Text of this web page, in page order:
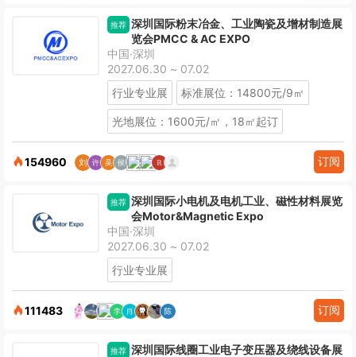
推荐 深圳国际粉末冶金、工业陶瓷及增材制造展
览会PMCC & AC EXPO
中国·深圳
2027.06.30 ~ 07.02
行业专业展
标准展位：14800元/9㎡
光地展位：1600元/㎡，18㎡起订
154960 订阅
推荐 深圳国际小电机及电机工业、磁性材料展览
会Motor&Magnetic Expo
中国·深圳
2027.06.30 ~ 07.02
行业专业展
111483 订阅
推荐 深圳国际线圈工业电子变压器及绕线设备展